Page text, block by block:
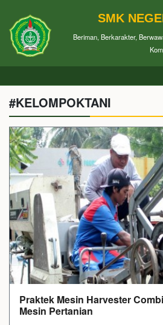
SMK
Beriman, Berkarakter,
#KELOMPOKTANI
Praktek Mesin Harvester
Mesin Pertanian